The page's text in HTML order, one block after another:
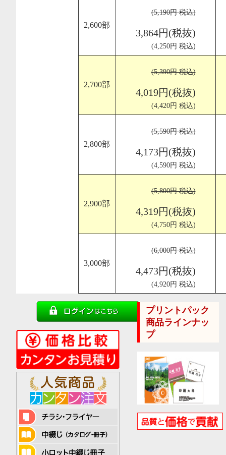
2,600部
(5,190円 税込)
3,864円(税抜)
(4,250円 税込)
2,700部
(5,390円 税込)
4,019円(税抜)
(4,420円 税込)
2,800部
(5,590円 税込)
4,173円(税抜)
(4,590円 税込)
2,900部
(5,800円 税込)
4,319円(税抜)
(4,750円 税込)
3,000部
(6,000円 税込)
4,473円(税抜)
(4,920円 税込)
プリントパック
商品ラインナッ
プ